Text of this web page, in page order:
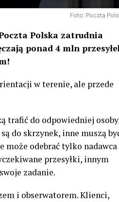
Foto: Poczta
Polska zatrudnia
ponad 4 mln
w terenie, ale przede
trafić do odpowiedniej
do skrzynek, inne muszą
może odebrać tylko nadawca
przesyłki, innym
zadanie.
i obserwatorem. Klienci,